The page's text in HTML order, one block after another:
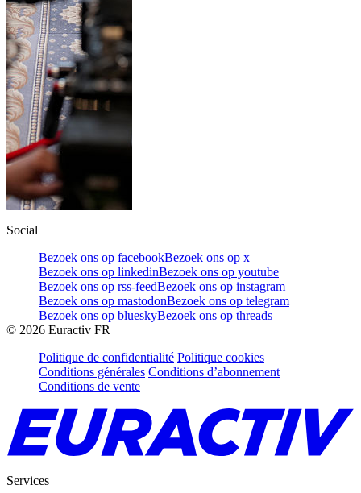
Social
Bezoek ons op facebookBezoek ons op x
Bezoek ons op linkedinBezoek ons op youtube
Bezoek ons op rss-feedBezoek ons op instagram
Bezoek ons op mastodonBezoek ons op telegram
Bezoek ons op blueskyBezoek ons op threads
© 2026 Euractiv FR
Politique de confidentialité Politique cookies
Conditions générales Conditions d’abonnement
Conditions de vente
Services